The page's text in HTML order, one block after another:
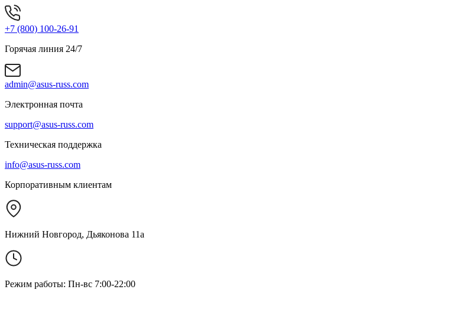
+7 (800) 100-26-91
Горячая линия 24/7
admin@asus-russ.com
Электронная почта
support@asus-russ.com
Техническая поддержка
info@asus-russ.com
Корпоративным клиентам
Нижний Новгород, Дьяконова 11а
Режим работы: Пн-вс 7:00-22:00